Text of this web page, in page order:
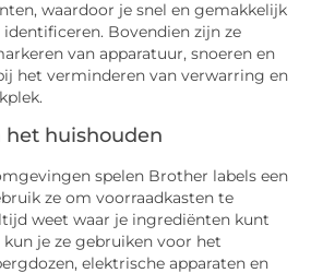
waardoor je snel en gemakkelijk
Bovendien zijn ze
van apparatuur, snoeren en
het verminderen van verwarring en
het huishouden
spelen Brother labels een
ze om voorraadkasten te
weet waar je ingrediënten kunt
je ze gebruiken voor het
elektrische apparaten en